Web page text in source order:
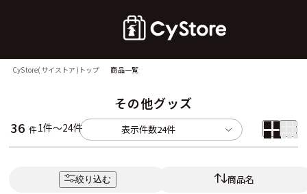
CyStore(サイストア)トップ 商品一覧
その他グッズ
36 件1件～24件 表示件数24件
絞り込む 商品名